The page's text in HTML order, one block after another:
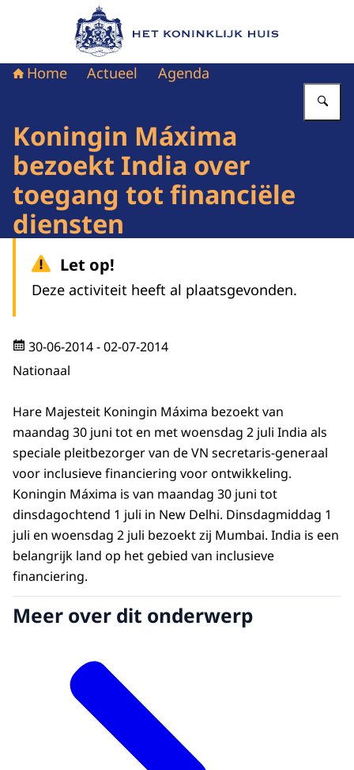
Naar de homepage van Het Koninklijk Huis
Home Actueel Agenda
Koningin Máxima
bezoekt India over
toegang tot financiële
diensten
Let op!
Deze activiteit heeft al plaatsgevonden.
30-06-2014- 02-07-2014
Nationaal
Hare Majesteit Koningin Máxima bezoekt van
maandag 30 juni tot en met woensdag 2 juli India als
speciale pleitbezorger van de VN secretaris-generaal
voor inclusieve financiering voor ontwikkeling.
Koningin Máxima is van maandag 30 juni tot
dinsdagochtend 1 juli in New Delhi. Dinsdagmiddag 1
juli en woensdag 2 juli bezoekt zij Mumbai. India is een
belangrijk land op het gebied van inclusieve
financiering.
Meer over dit onderwerp